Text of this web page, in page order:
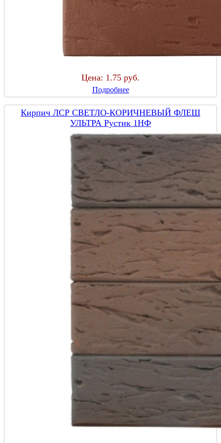
Цена: 1.75 руб.
Подробнее
Кирпич ЛСР СВЕТЛО-КОРИЧНЕВЫЙ ФЛЕШ
УЛЬТРА Рустик 1НФ